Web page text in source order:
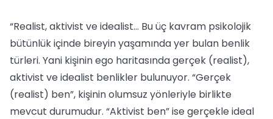
“Realist, aktivist ve idealist... Bu üç kavram psikolojik
bütünlük içinde bireyin yaşamında yer bulan benlik
türleri. Yani kişinin ego haritasında gerçek (realist),
aktivist ve idealist benlikler bulunuyor. “Gerçek
(realist) ben”, kişinin olumsuz yönleriyle birlikte
mevcut durumudur. “Aktivist ben” ise gerçekle ideal